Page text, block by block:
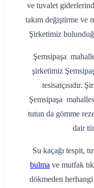
ve tuvalet
takım değiştirme ve
Şirketimiz
Şemsipaşa
şirketimiz
tesisatçısıdır.
Şemsipaşa
tutun da gömme
dair
Su kaçağı tespit,
bulma ve mutfak
dökmeden